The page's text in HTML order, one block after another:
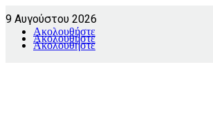
9 Αυγούστου 2026
Ακολουθήστε
Ακολουθήστε
Ακολουθήστε